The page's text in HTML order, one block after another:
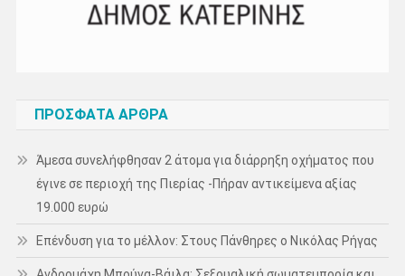
ΠΡΌΣΦΑΤΑ ΆΡΘΡΑ
Άμεσα συνελήφθησαν 2 άτομα για διάρρηξη οχήματος που
έγινε σε περιοχή της Πιερίας -Πήραν αντικείμενα αξίας
19.000 ευρώ
Επένδυση για το μέλλον: Στους Πάνθηρες ο Νικόλας Ρήγας